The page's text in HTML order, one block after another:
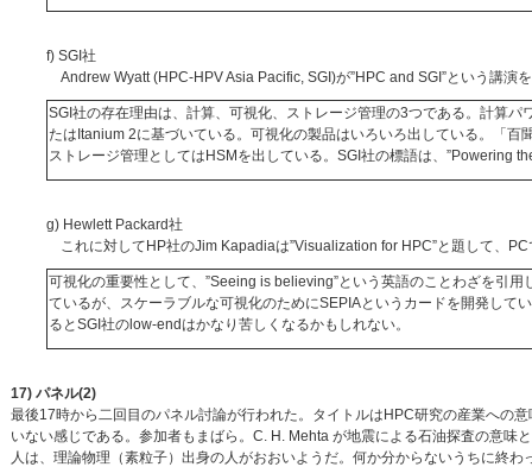
f) SGI社
Andrew Wyatt (HPC-HPV Asia Pacific, SGI)が”HPC and SGI”という講演
SGI社の存在理由は、計算、可視化、ストレージ管理の3つである。計算
たはItanium 2に基づいている。可視化の製品はいろいろ出している。「百
ストレージ管理としてはHSMを出している。SGI社の標語は、”Powering
g) Hewlett Packard社
これに対してHP社のJim Kapadiaは”Visualization for HPC”と題して、
可視化の重要性として、”Seeing is believing”という英語のことわざを引
ているが、スケーラブルな可視化のためにSEPIAというカードを開発して
るとSGI社のlow-endはかなり苦しくなるかもしれない。
17) パネル(2)
最後17時から二回目のパネル討論が行われた。タイトルはHPC研究の産業への
いない感じである。参加者もまばら。C. H. Mehta が地震による石油探査の意
人は、理論物理（素粒子）出身の人がおおいようだ。何か分からないうちに終わ